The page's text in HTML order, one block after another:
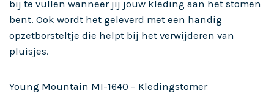
bij te vullen wanneer jij jouw kleding aan het stomen
bent. Ook wordt het geleverd met een handig
opzetborsteltje die helpt bij het verwijderen van
pluisjes.
Young Mountain MI-1640 – Kledingstomer